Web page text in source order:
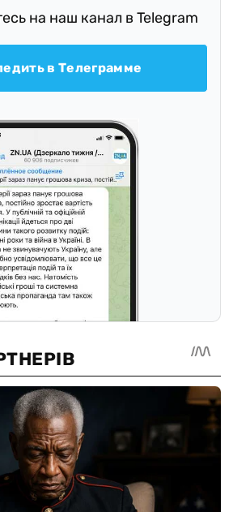
на наш канал в Telegram
в Телеграмме